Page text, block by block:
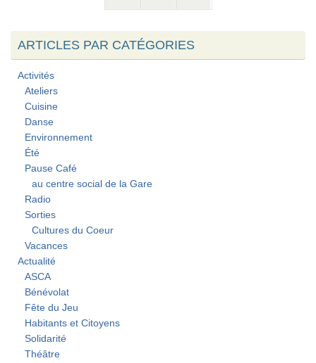
ARTICLES PAR CATÉGORIES
Activités
Ateliers
Cuisine
Danse
Environnement
Été
Pause Café
au centre social de la Gare
Radio
Sorties
Cultures du Coeur
Vacances
Actualité
ASCA
Bénévolat
Fête du Jeu
Habitants et Citoyens
Solidarité
Théâtre